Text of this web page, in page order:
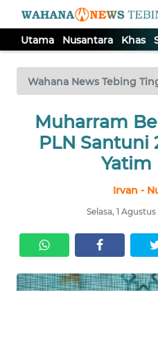
Utama Nusantara Khas
Wahana News Tebing
Muharram
PLN Santuni
Yatim
Irvan -
Selasa, 1
TV
Tutup
UTAMA
SERBA-
SERBI
Informasi